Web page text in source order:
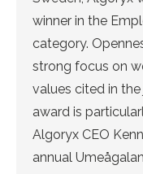
winner in the
category.
strong focus on
values cited in
award is
Algoryx CEO
annual